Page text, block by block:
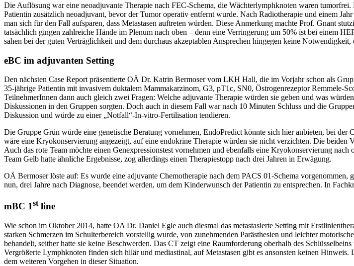
Die Auflösung war eine neoadjuvante Therapie nach FEC-Schema, die Wächterlymphknoten waren
Patientin zusätzlich neoadjuvant, bevor der Tumor operativ entfernt wurde. Nach Radiotherapie und einem
man sich für den Fall aufsparen, dass Metastasen auftreten würden. Diese Anmerkung machte Prof. Gnant
tatsächlich gingen zahlreiche Hände im Plenum nach oben – denn eine Verringerung um 50% ist bei einem
sahen bei der guten Verträglichkeit und dem durchaus akzeptablen Ansprechen hingegen keine
eBC im adjuvanten Setting
Den nächsten Case Report präsentierte OÄ Dr. Katrin Bermoser vom LKH Hall, die im Vorjahr schon als
35-jährige Patientin mit invasivem duktalem Mammakarzinom, G3, pT1c, SN0, Östrogenrezeptor Remmele-
TeilnehmerInnen dann auch gleich zwei Fragen: Welche adjuvante Therapie würden sie geben und was
Diskussionen in den Gruppen sorgten. Doch auch in diesem Fall war nach 10 Minuten Schluss und die
Diskussion und würde zu einer „Notfall“-In-vitro-Fertilisation tendieren.
Die Gruppe Grün würde eine genetische Beratung vornehmen, EndoPredict könnte sich hier anbieten, bei
wäre eine Kryokonservierung angezeigt, auf eine endokrine Therapie würden sie nicht verzichten. Die
Auch das rote Team möchte einen Genexpressionstest vornehmen und ebenfalls eine Kryokonservierung
Team Gelb hatte ähnliche Ergebnisse, zog allerdings einen Therapiestopp nach drei Jahren in Erwägung.
OÄ Bermoser löste auf: Es wurde eine adjuvante Chemotherapie nach dem PACS 01-Schema
nun, drei Jahre nach Diagnose, beendet werden, um dem Kinderwunsch der Patientin zu entsprechen. In
mBC 1stline
Wie schon im Oktober 2014, hatte OA Dr. Daniel Egle auch diesmal das metastasierte Setting mit
starken Schmerzen im Schulterbereich vorstellig wurde, von zunehmenden Parästhesien und leichter
behandelt, seither hatte sie keine Beschwerden. Das CT zeigt eine Raumforderung oberhalb des
Vergrößerte Lymphknoten finden sich hilär und mediastinal, auf Metastasen gibt es ansonsten keinen
dem weiteren Vorgehen in dieser Situation.